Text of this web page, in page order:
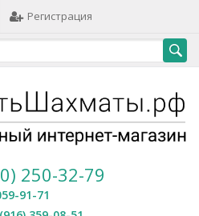
Регистрация
250-32-79
91-71